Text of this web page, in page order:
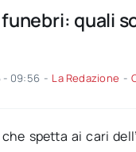
quali
- 09:56 - La Redazione -
spetta ai cari